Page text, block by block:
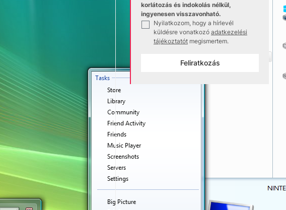
korlátozás és indokolás nélkül,
ingyenesen visszavonható.
Nyilatkozom, hogy a hírlevél
küldésre vonatkozó adatkezelési
tájékoztatót megismertem.
Feliratkozás